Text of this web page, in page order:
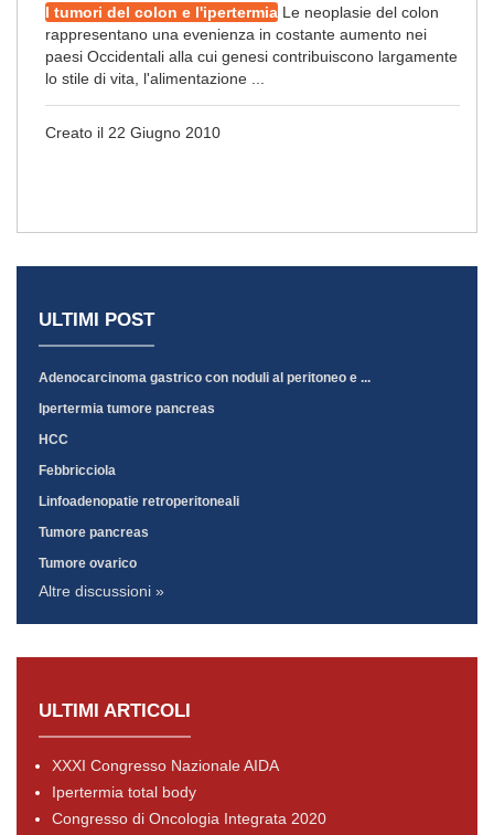
I tumori del colon e l'ipertermia Le neoplasie del colon
rappresentano una evenienza in costante aumento nei
paesi Occidentali alla cui genesi contribuiscono largamente
lo stile di vita, l'alimentazione ...
Creato il 22 Giugno 2010
ULTIMI POST
Adenocarcinoma gastrico con noduli al peritoneo e ...
Ipertermia tumore pancreas
HCC
Febbricciola
Linfoadenopatie retroperitoneali
Tumore pancreas
Tumore ovarico
Altre discussioni »
ULTIMI ARTICOLI
XXXI Congresso Nazionale AIDA
Ipertermia total body
Congresso di Oncologia Integrata 2020